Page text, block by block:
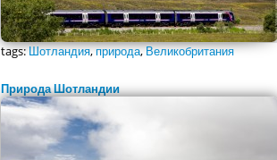
tags:Шотландия,природа,Великобритания
Природа Шотландии